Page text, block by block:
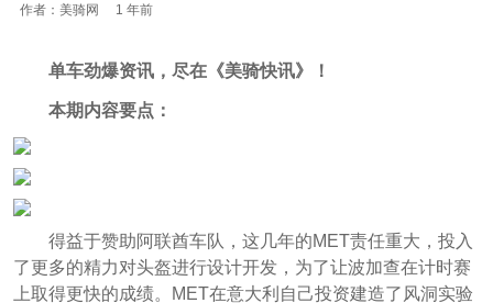
作者：美骑网 1 年前
单车劲爆资讯，尽在《美骑快讯》！
本期内容要点：
得益于赞助阿联酋车队，这几年的MET责任重大，投入
了更多的精力对头盔进行设计开发，为了让波加查在计时赛
上取得更快的成绩。MET在意大利自己投资建造了风洞实验